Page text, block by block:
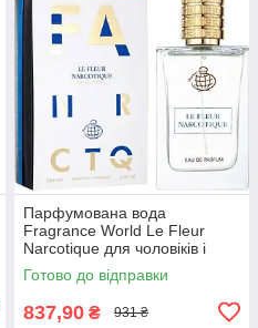
Парфумована вода
Fragrance World Le Fleur
Narcotique для чоловіків і
жінок edp 100 ml
Готово до відправки
837,90 ₴ 931 ₴